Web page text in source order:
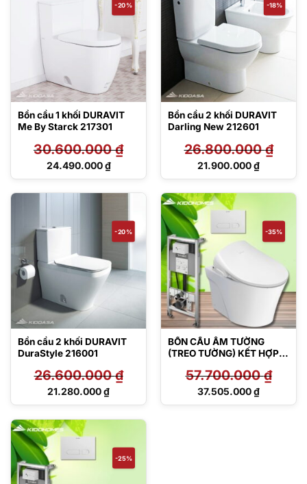
-20%
Bồn cầu 1 khối DURAVIT
Me By Starck 217301
30.600.000₫
Giá
30.600.000 ₫.
24.490.000₫
Giá
24.490.000 ₫.
-18%
Bồn cầu 2 khối DURAVIT
Darling New 212601
26.800.000₫
Giá
26.800.000 ₫.
21.900.000₫
Giá
tại
là:
21.900.000 ₫.
-20%
Bồn cầu 2 khối DURAVIT
DuraStyle 216001
26.600.000₫
Giá
26.600.000 ₫.
21.280.000₫
Giá
tại
là:
21.280.000 ₫.
-35%
BỒN CẦU ÂM TƯỜNG
(TREO TƯỜNG) KẾT HỢP
CW822RA/DB5600/WD10
0100000/WD5001011000
57.700.000₫
Giá
37.505.000₫
Giá
-25%